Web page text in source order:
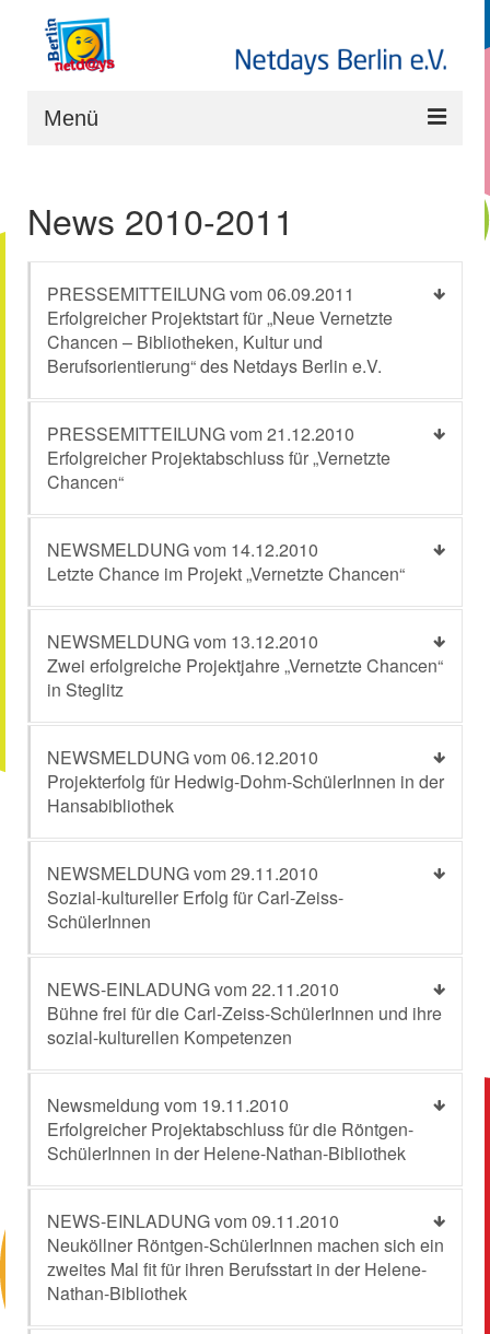
Menü
Projekte
Rückblick Projekte
Partner
Downloads
Der Verein
News 2010-2011
PRESSEMITTEILUNG vom 06.09.2011
Erfolgreicher Projektstart für „Neue Vernetzte
Chancen – Bibliotheken, Kultur und
Berufsorientierung“ des Netdays Berlin e.V.
PRESSEMITTEILUNG vom 21.12.2010
Erfolgreicher Projektabschluss für „Vernetzte
Chancen“
NEWSMELDUNG vom 14.12.2010
Letzte Chance im Projekt „Vernetzte Chancen“
NEWSMELDUNG vom 13.12.2010
Zwei erfolgreiche Projektjahre „Vernetzte Chancen“
in Steglitz
NEWSMELDUNG vom 06.12.2010
Projekterfolg für Hedwig-Dohm-SchülerInnen in der
Hansabibliothek
NEWSMELDUNG vom 29.11.2010
Sozial-kultureller Erfolg für Carl-Zeiss-
SchülerInnen
NEWS-EINLADUNG vom 22.11.2010
Bühne frei für die Carl-Zeiss-SchülerInnen und ihre
sozial-kulturellen Kompetenzen
Newsmeldung vom 19.11.2010
Erfolgreicher Projektabschluss für die Röntgen-
SchülerInnen in der Helene-Nathan-Bibliothek
NEWS-EINLADUNG vom 09.11.2010
Neuköllner Röntgen-SchülerInnen machen sich ein
zweites Mal fit für ihren Berufsstart in der Helene-
Nathan-Bibliothek